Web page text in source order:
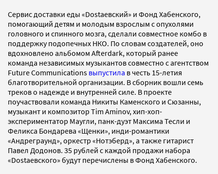
Сервис доставки еды «Dostaевский» и Фонд Хабенского,
помогающий детям и молодым взрослым с опухолями
головного и спинного мозга, сделали совместное комбо в
поддержку подопечных НКО. По словам создателей, оно
вдохновлено альбомом Afterdark, который ранее
команда независимых музыкантов совместно с агентством
Future Communications выпустила в честь 15-летия
благотворительной организации. В сборник вошли семь
треков о надежде и внутренней силе. В проекте
поучаствовали команда Никиты Каменского и Сюзанны,
музыкант и композитор Tim Aminov, хип-хоп-
экспериментатор Маугли, панк-дуэт Максима Тесли и
Феликса Бондарева «Щенки», инди-романтики
«Андреграунд», оркестр «Нотэберд», а также гитарист
Павел Додонов. 35 рублей с каждой продажи набора
«Dostaевского» будут перечислены в Фонд Хабенского.